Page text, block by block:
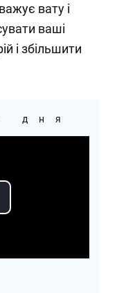
вату і
ваші
і збільшити
дня